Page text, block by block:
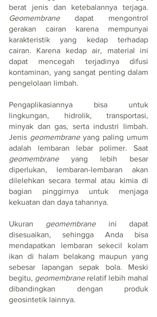
Geomembrane dapat mengontrol
gerakan cairan karena mempunyai
karakteristik yang kedap terhadap
cairan. Karena kedap air, material ini
dapat mencegah terjadinya difusi
kontaminan, yang sangat penting dalam
pengelolaan limbah.
Pengaplikasiannya bisa untuk
lingkungan, hidrolik, transportasi,
minyak dan gas, serta industri limbah.
Jenis geomembrane yang paling umum
geomembrane yang lebih besar
diperlukan, lembaran-lembaran akan
dilelehkan secara termal atau kimia di
bagian pinggirnya untuk menjaga
kekuatan dan daya tahannya.
Ukuran geomembrane ini dapat
disesuaikan, sehingga Anda bisa
mendapatkan lembaran sekecil kolam
ikan di halam belakang maupun yang
sebesar lapangan sepak bola. Meski
begitu, geomembrane relatif lebih mahal
dibandingkan dengan produk
geosintetik lainnya.